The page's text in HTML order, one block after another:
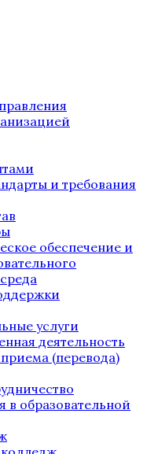
и требования
обеспечение и
услуги
деятельность
(перевода)
в образовательной